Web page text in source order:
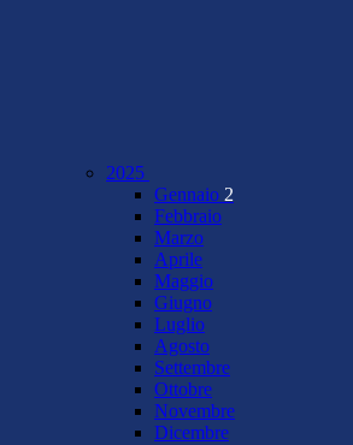
2025
Gennaio 2
Febbraio
Marzo
Aprile
Maggio
Giugno
Luglio
Agosto
Settembre
Ottobre
Novembre
Dicembre